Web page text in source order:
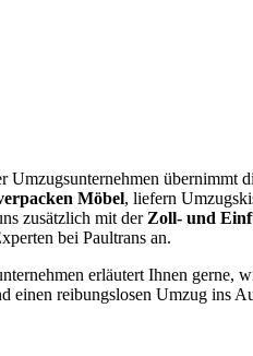
Möbel, liefern
zusätzlich mit der Zoll- und
bei Paultrans an.
erläutert Ihnen gerne,
einen reibungslosen Umzug ins